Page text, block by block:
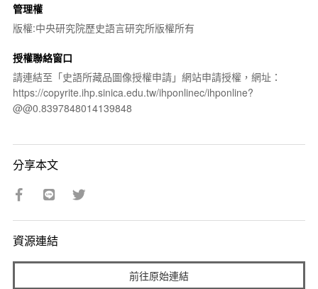
管理權
版權:中央研究院歷史語言研究所版權所有
授權聯絡窗口
請連結至「史語所藏品圖像授權申請」網站申請授權，網址：
https://copyrite.ihp.sinica.edu.tw/ihponlinec/ihponline?
@@0.8397848014139848
分享本文
資源連結
前往原始連結